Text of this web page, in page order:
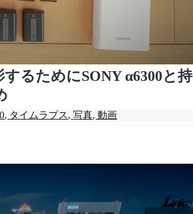
るためにSONY α6300と持
, タイムラプス,写真,動画